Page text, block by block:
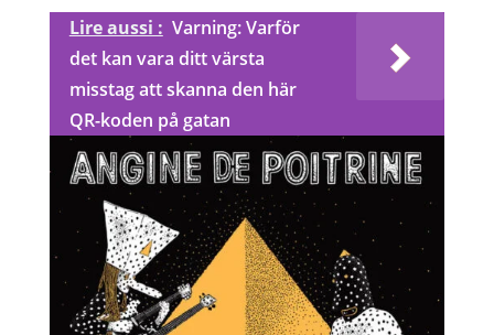
Lire aussi : Varning: Varför
det kan vara ditt värsta
misstag att skanna den här
QR-koden på gatan